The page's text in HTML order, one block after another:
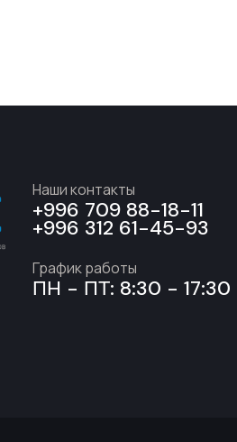
Наши контакты
+996 709 88-18-11
+996 312 61-45-93
График работы
ПН - ПТ: 8:30 - 17:30